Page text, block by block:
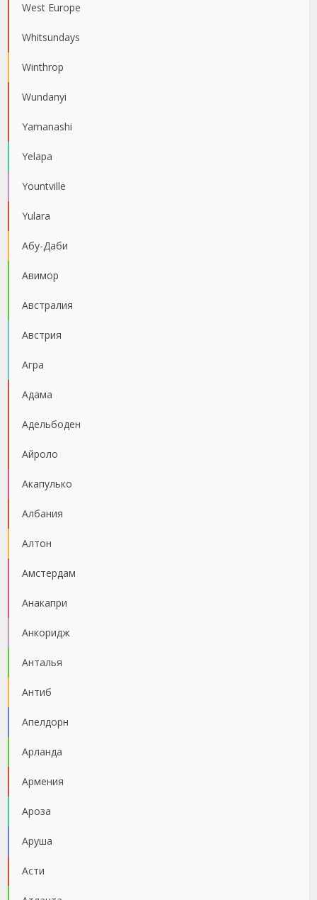
West Europe
Whitsundays
Winthrop
Wundanyi
Yamanashi
Yelapa
Yountville
Yulara
Абу-Даби
Авимор
Австралия
Австрия
Агра
Адама
Адельбоден
Айроло
Акапулько
Албания
Алтон
Амстердам
Анакапри
Анкоридж
Анталья
Антиб
Апелдорн
Арланда
Армения
Ароза
Аруша
Асти